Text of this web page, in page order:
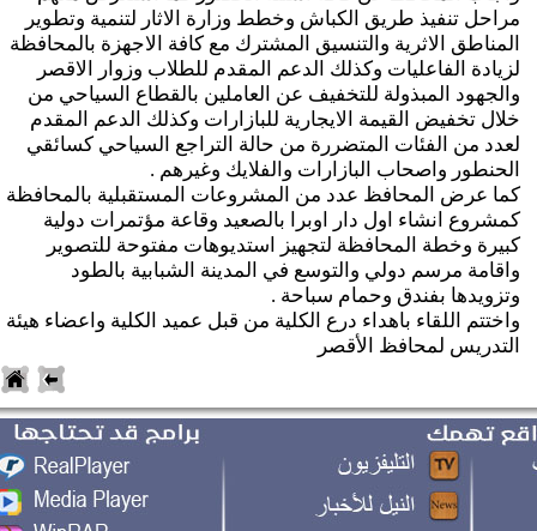
تنفيذ طريق الكباش وخطط وزارة الاثار لتنمية وتطوير
الاثرية والتنسيق المشترك مع كافة الاجهزة بالمحافظة
الفاعليات وكذلك الدعم المقدم للطلاب وزوار الاقصر
المبذولة للتخفيف عن العاملين بالقطاع السياحي من
تخفيض القيمة الايجارية للبازارات وكذلك الدعم المقدم
من الفئات المتضررة من حالة التراجع السياحي كسائقي
واصحاب البازارات والفلايك وغيرهم .
عرض المحافظ عدد من المشروعات المستقبلية بالمحافظة
انشاء اول دار اوبرا بالصعيد وقاعة مؤتمرات دولية
وخطة المحافظة لتجهيز استديوهات مفتوحة للتصوير
مرسم دولي والتوسع في المدينة الشبابية بالطود
بفندق وحمام سباحة .
اللقاء باهداء درع الكلية من قبل عميد الكلية واعضاء هيئة
لمحافظ الأقصر